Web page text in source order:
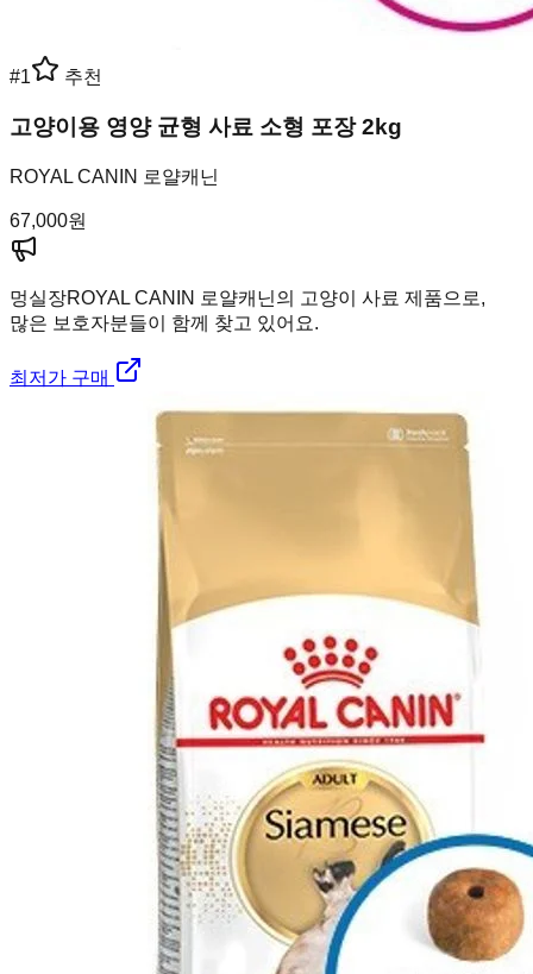
#1 추천
고양이용 영양 균형 사료 소형 포장 2kg
ROYAL CANIN 로얄캐닌
67,000원
멍실장ROYAL CANIN 로얄캐닌의 고양이 사료 제품으로,
많은 보호자분들이 함께 찾고 있어요.
최저가 구매